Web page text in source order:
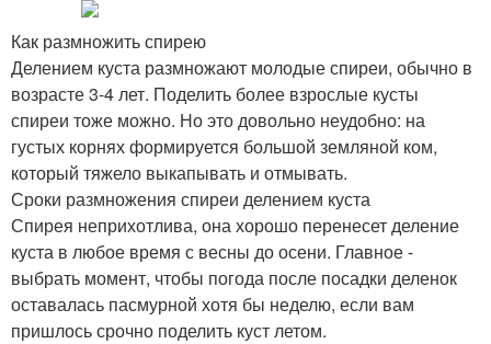
Как размножить спирею
Делением куста размножают молодые спиреи, обычно в
возрасте 3-4 лет. Поделить более взрослые кусты
спиреи тоже можно. Но это довольно неудобно: на
густых корнях формируется большой земляной ком,
который тяжело выкапывать и отмывать.
Сроки размножения спиреи делением куста
Спирея неприхотлива, она хорошо перенесет деление
куста в любое время с весны до осени. Главное -
выбрать момент, чтобы погода после посадки деленок
оставалась пасмурной хотя бы неделю, если вам
пришлось срочно поделить куст летом.